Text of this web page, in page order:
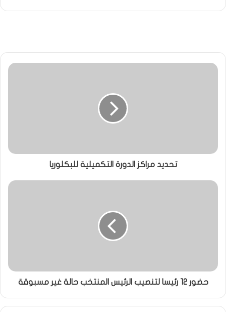
تحديد مراكز الدورة التكميلية للبكلوريا
حضور 12 رئيسا لتنصيب الرئيس المنتخب حالة غير مسبوقة